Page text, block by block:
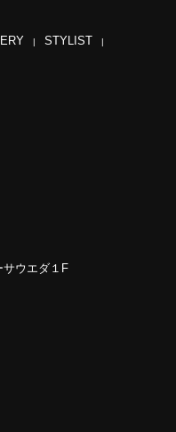
STYLIST
サウエダ１F